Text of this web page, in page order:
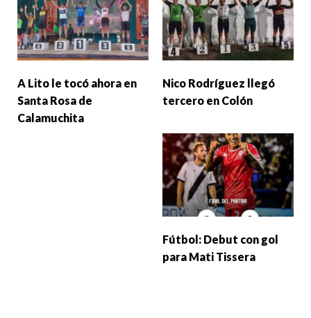
A Lito le tocó ahora en
Santa Rosa de
Calamuchita
Nico Rodríguez llegó
tercero en Colón
Fútbol: Debut con gol
para Mati Tissera